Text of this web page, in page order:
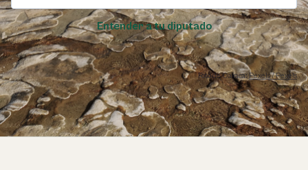
Entender a tu diputado
Foto de Oaxaca:Pexels / Pexels